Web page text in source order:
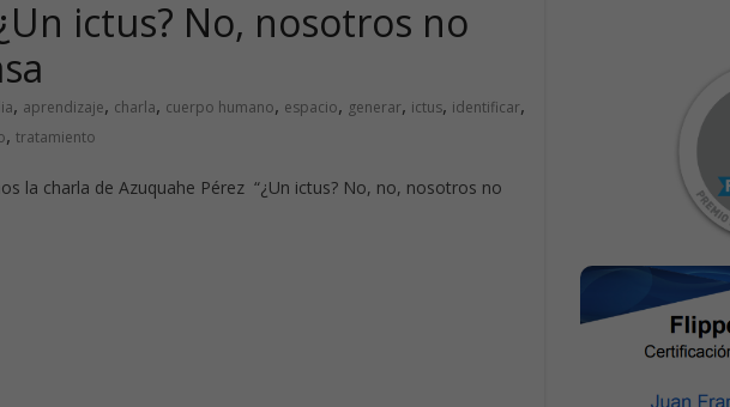
ictus? No, nosotros no
, aprendizaje, charla, cuerpo humano, espacio, generar, ictus, identificar,
, tratamiento
la charla de Azuquahe Pérez “¿Un ictus? No, no, nosotros no